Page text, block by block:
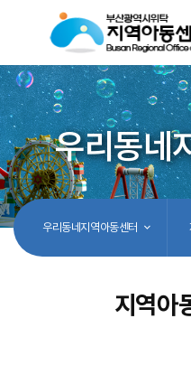
우리동네
우리동네지역아동센터
지역아